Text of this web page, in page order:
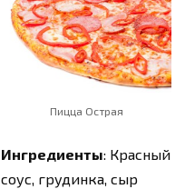
Пицца Острая
Ингредиенты: Красный
соус, грудинка, сыр